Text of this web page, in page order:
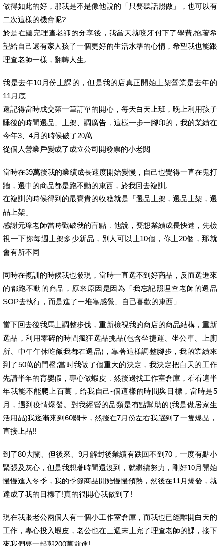
做得如此的好，那我是不是像他說的「只要聽話照做」，也可以有
二次這樣的機會呢?
於是在聽完理查老師的分享後，我當天就咬牙付下了學費;抱著希
望給自己還有家人孩子一個更好的生活水準的心情，希望我也能跟
理查老師一樣，翻轉人生。
我是去年10月份上課的，但是我的店真正開始上架營業是去年的
11月底
還記得當時成交第一筆訂單的開心，每天白天上班，晚上利用孩子
睡後的時間選品、上架、調廣告，這樣一步一腳印的，我的業績在
今年3、4月的時候破了20萬
從個人營業戶變成了成立公司開發票的小老閱
當時在39萬後我的業績成長速度開始變慢，自己也覺得一直在鬼打
牆，選中的商品都是跑不動的東西，於我回去複訓。
在複訓的時候得到的最寶貴的收穫就是「選品上架，選品上架，選
品上架」
感謝元璋老師當時戳破我的盲點，他說，要想業績成長快速，先檢
視一下妳每週上架多少新品，別人可以上10個，你上20個，那就
會有所不同
同時在複訓的時候我也發現，當時一直選不到好商品，反而選進來
的都跑不動的商品，原來原因是因為「我忘記照理查老師的選品
SOP去執行，而是進了一堆靠感覺、自己喜歡的東西」
當下回去後我馬上調整步伐，重新檢視我的商店的商品結構，重新
選品，利用零碎的時間瘋狂選品挑品(包含坐捷運、坐公車、上廁
所、中午午休吃飯我都在選品)，靠著這樣調整腳步，我的業績來
到了50萬的門檻;當时我做了個重大的決定，我決定把白天的工作
先請半年的育嬰假，專心做蝦皮，然後邊找工作室倉庫，看看這半
年我能不能爬上百萬，給我自己-個這樣的時間與目標，當時是5
月，遇到疫情爆發。對我經營的品類是有點幫助的(我是做居家生
活用品)我逐漸來到60關卡，然後在7月份左右我選到了一隻爆品，
直接上品!!
到了80大關、但後來、9月解封後業績有跌回不到70，一度有點小
緊張及灰心，但是我想著時間還沒到，就繼續努力，剛好10月開始
慢慢進入冬季，我的季節商品開始慢慢預熱，然後在11月爆發，就
達成了我的目標了!真的很開心我做到了!
現在我跟老公兩個人有一個小工作室倉庫，而我也已經離開白天的
工作，專心投入蝦皮，老公也在上週末上完了理查老師的課，接下
來我們要一起朝200萬前進!